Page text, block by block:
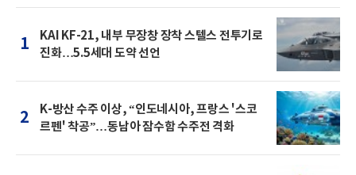
1
KAI KF-21, 내부 무장창 장착 스텔스 전투기로
진화…5.5세대 도약 선언
2
K-방산 수주 이상, “인도네시아, 프랑스 '스코
르펜' 착공”…동남아 잠수함 수주전 격화